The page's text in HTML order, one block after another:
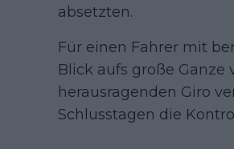
absetzten.
Für einen Fahrer mit
Blick aufs große Ganze
herausragenden Giro
Schlusstagen die